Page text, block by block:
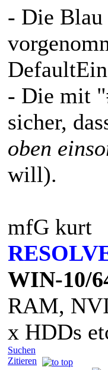
- Die
- Die mit
sicher,
oben
will).
mfG kurt
WIN-10/
RAM,
x HDDs
Suchen
Zitieren